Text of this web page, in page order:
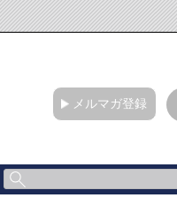
メルマガ登録